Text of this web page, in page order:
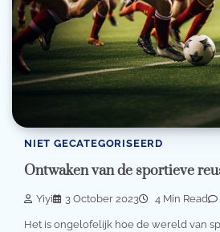
NIET GECATEGORISEERD
Ontwaken van de sportieve
Yiyi 3 October 2023 4 Min Read
Het is ongelofelijk hoe de wereld van